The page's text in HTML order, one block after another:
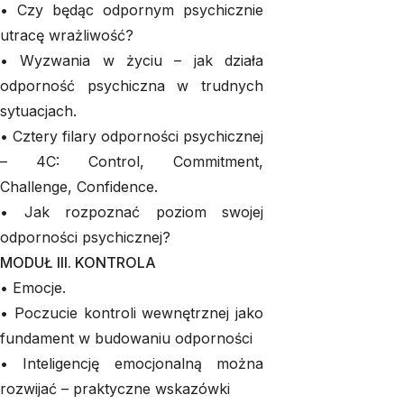
• Czy będąc odpornym psychicznie
utracę wrażliwość?
• Wyzwania w życiu – jak działa
odporność psychiczna w trudnych
sytuacjach.
• Cztery filary odporności psychicznej
– 4C: Control, Commitment,
Challenge, Confidence.
• Jak rozpoznać poziom swojej
odporności psychicznej?
MODUŁ III. KONTROLA
• Emocje.
• Poczucie kontroli wewnętrznej jako
fundament w budowaniu odporności
• Inteligencję emocjonalną można
rozwijać – praktyczne wskazówki